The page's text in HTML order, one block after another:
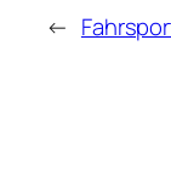
←